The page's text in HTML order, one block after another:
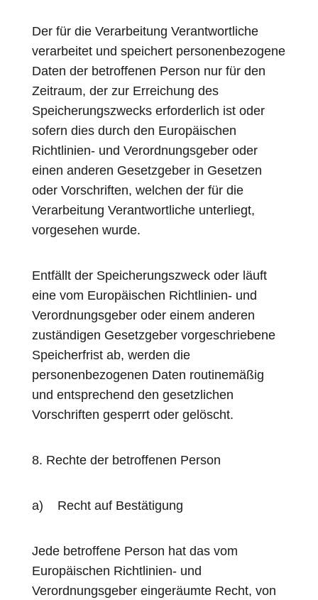
Der für die Verarbeitung Verantwortliche
verarbeitet und speichert personenbezogene
Daten der betroffenen Person nur für den
Zeitraum, der zur Erreichung des
Speicherungszwecks erforderlich ist oder
sofern dies durch den Europäischen
Richtlinien- und Verordnungsgeber oder
einen anderen Gesetzgeber in Gesetzen
oder Vorschriften, welchen der für die
Verarbeitung Verantwortliche unterliegt,
vorgesehen wurde.
Entfällt der Speicherungszweck oder läuft
eine vom Europäischen Richtlinien- und
Verordnungsgeber oder einem anderen
zuständigen Gesetzgeber vorgeschriebene
Speicherfrist ab, werden die
personenbezogenen Daten routinemäßig
und entsprechend den gesetzlichen
Vorschriften gesperrt oder gelöscht.
8. Rechte der betroffenen Person
a) Recht auf Bestätigung
Jede betroffene Person hat das vom
Europäischen Richtlinien- und
Verordnungsgeber eingeräumte Recht, von